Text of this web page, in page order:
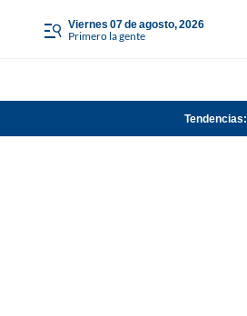
viernes 07 de agosto, 2026
Primero la gente
Tendencias: